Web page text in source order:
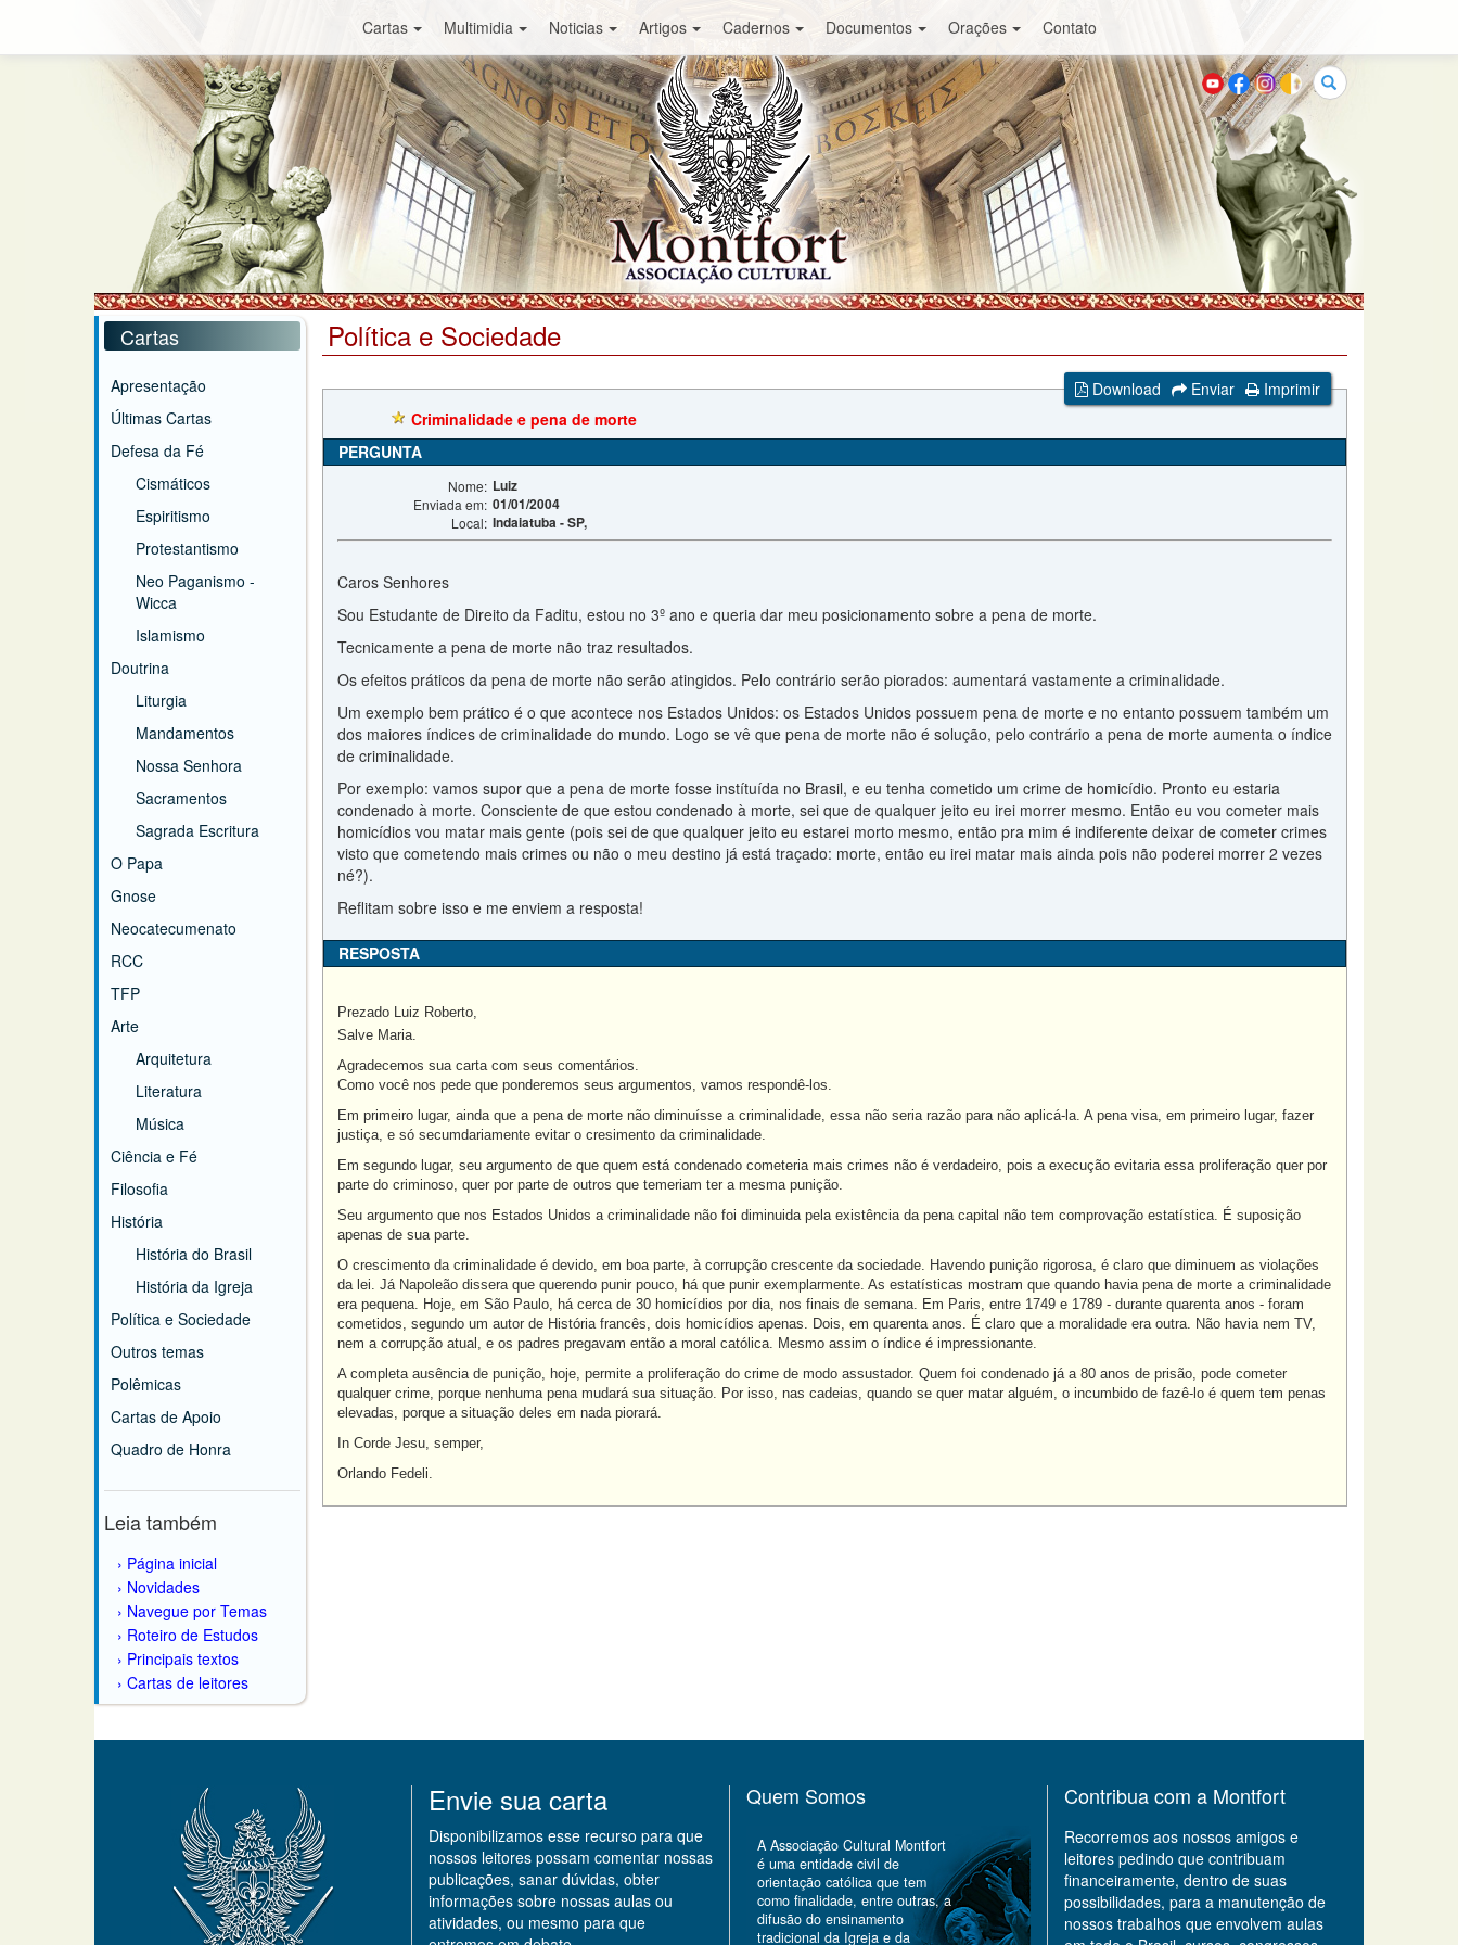
Cartas Multimidia Noticias Artigos Cadernos Documentos Orações Contato
Buscar
Cartas
Apresentação
Últimas Cartas
Defesa da Fé
Cismáticos
Espiritismo
Protestantismo
Neo Paganismo -
Wicca
Islamismo
Doutrina
Liturgia
Mandamentos
Nossa Senhora
Sacramentos
Sagrada Escritura
O Papa
Gnose
Neocatecumenato
RCC
TFP
Arte
Arquitetura
Literatura
Música
Ciência e Fé
Filosofia
História
História do Brasil
História da Igreja
Política e Sociedade
Outros temas
Polêmicas
Cartas de Apoio
Quadro de Honra
Leia também
Página inicial
Novidades
Navegue por Temas
Roteiro de Estudos
Principais textos
Cartas de leitores
Política e Sociedade
Download Enviar
Imprimir
Criminalidade e pena de morte
PERGUNTA
Nome: Luiz
Enviada em: 01/01/2004
Local: Indaiatuba - SP,
Caros Senhores
Sou Estudante de Direito da Faditu, estou no 3º ano e queria dar meu posicionamento sobre a pena de morte.
Tecnicamente a pena de morte não traz resultados.
Os efeitos práticos da pena de morte não serão atingidos. Pelo contrário serão piorados: aumentará vastamente a criminalidade.
Um exemplo bem prático é o que acontece nos Estados Unidos: os Estados Unidos possuem pena de morte e no entanto possuem também um
dos maiores índices de criminalidade do mundo. Logo se vê que pena de morte não é solução, pelo contrário a pena de morte aumenta o índice
de criminalidade.
Por exemplo: vamos supor que a pena de morte fosse instítuída no Brasil, e eu tenha cometido um crime de homicídio. Pronto eu estaria
condenado à morte. Consciente de que estou condenado à morte, sei que de qualquer jeito eu irei morrer mesmo. Então eu vou cometer mais
homicídios vou matar mais gente (pois sei de que qualquer jeito eu estarei morto mesmo, então pra mim é indiferente deixar de cometer crimes
visto que cometendo mais crimes ou não o meu destino já está traçado: morte, então eu irei matar mais ainda pois não poderei morrer 2 vezes
né?).
Reflitam sobre isso e me enviem a resposta!
RESPOSTA
Prezado Luiz Roberto,
Salve Maria.
Agradecemos sua carta com seus comentários.
Como você nos pede que ponderemos seus argumentos, vamos respondê-los.
Em primeiro lugar, ainda que a pena de morte não diminuísse a criminalidade, essa não seria razão para não aplicá-la. A pena visa, em primeiro lugar, fazer
justiça, e só secumdariamente evitar o cresimento da criminalidade.
Em segundo lugar, seu argumento de que quem está condenado cometeria mais crimes não é verdadeiro, pois a execução evitaria essa proliferação quer por
parte do criminoso, quer por parte de outros que temeriam ter a mesma punição.
Seu argumento que nos Estados Unidos a criminalidade não foi diminuida pela existência da pena capital não tem comprovação estatística. É suposição
apenas de sua parte.
O crescimento da criminalidade é devido, em boa parte, à corrupção crescente da sociedade. Havendo punição rigorosa, é claro que diminuem as violações
da lei. Já Napoleão dissera que querendo punir pouco, há que punir exemplarmente. As estatísticas mostram que quando havia pena de morte a criminalidade
era pequena. Hoje, em São Paulo, há cerca de 30 homicídios por dia, nos finais de semana. Em Paris, entre 1749 e 1789 - durante quarenta anos - foram
cometidos, segundo um autor de História francês, dois homicídios apenas. Dois, em quarenta anos. É claro que a moralidade era outra. Não havia nem TV,
nem a corrupção atual, e os padres pregavam então a moral católica. Mesmo assim o índice é impressionante.
A completa ausência de punição, hoje, permite a proliferação do crime de modo assustador. Quem foi condenado já a 80 anos de prisão, pode cometer
qualquer crime, porque nenhuma pena mudará sua situação. Por isso, nas cadeias, quando se quer matar alguém, o incumbido de fazê-lo é quem tem penas
elevadas, porque a situação deles em nada piorará.
In Corde Jesu, semper,
Orlando Fedeli.
Envie sua carta
Disponibilizamos esse recurso para que
nossos leitores possam comentar nossas
publicações, sanar dúvidas, obter
informações sobre nossas aulas ou
atividades, ou mesmo para que
Quem Somos
A Associação Cultural Montfort
é uma entidade civil de
orientação católica que tem
como finalidade, entre outras, a
difusão do ensinamento
tradicional da Igreja e da
Contribua com a Montfort
Recorremos aos nossos amigos e
leitores pedindo que contribuam
financeiramente, dentro de suas
possibilidades, para a manutenção de
nossos trabalhos que envolvem aulas